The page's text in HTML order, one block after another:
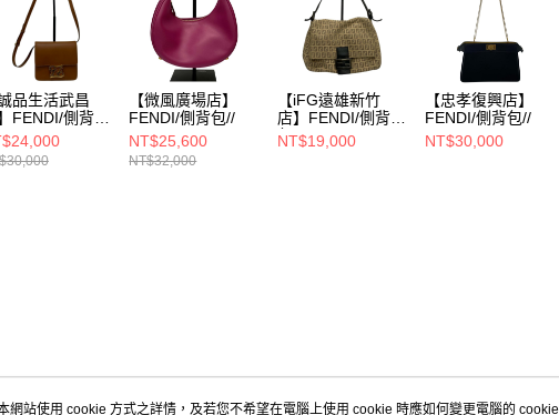
誠品生活武昌
FENDI/側背
【微風廣場店】
FENDI/側背包//
NT$25,600
NT$32,000
【iFG遠雄新竹
店】FENDI/側背
包//
NT$19,000
【忠孝復興店】
FENDI/側背包//
NT$30,000
網站使用 cookie 方式之詳情，及若您不希望在電腦上使用 cookie 時應如何變更電腦的 cookie